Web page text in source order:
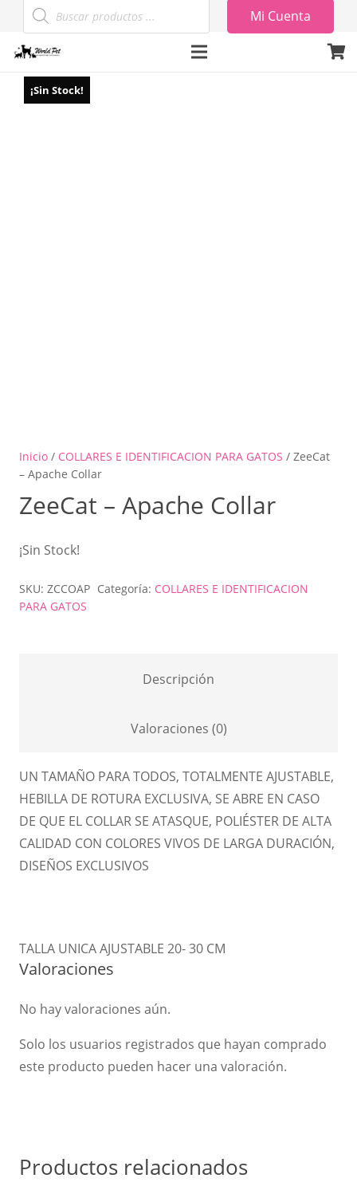
Búsqueda
de
productos
Mi Cuenta
¡Sin Stock!
Inicio / COLLARES E IDENTIFICACION PARA GATOS / ZeeCat
– Apache Collar
ZeeCat – Apache Collar
¡Sin Stock!
SKU: ZCCOAP Categoría: COLLARES E IDENTIFICACION
PARA GATOS
Descripción
Valoraciones (0)
UN TAMAÑO PARA TODOS, TOTALMENTE AJUSTABLE,
HEBILLA DE ROTURA EXCLUSIVA, SE ABRE EN CASO
DE QUE EL COLLAR SE ATASQUE, POLIÉSTER DE ALTA
CALIDAD CON COLORES VIVOS DE LARGA DURACIÓN,
DISEÑOS EXCLUSIVOS
TALLA UNICA AJUSTABLE 20- 30 CM
Valoraciones
No hay valoraciones aún.
Solo los usuarios registrados que hayan comprado
este producto pueden hacer una valoración.
Productos relacionados